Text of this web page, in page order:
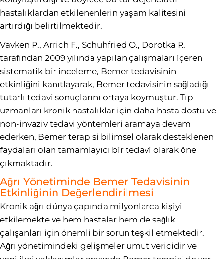
hastalıklardan etkilenenlerin yaşam kalitesini
artırdığı belirtilmektedir.
Vavken P., Arrich F., Schuhfried O., Dorotka R.
tarafından 2009 yılında yapılan çalışmaları içeren
sistematik bir inceleme, Bemer tedavisinin
etkinliğini kanıtlayarak, Bemer tedavisinin sağladığı
tutarlı tedavi sonuçlarını ortaya koymuştur. Tıp
uzmanları kronik hastalıklar için daha hasta dostu ve
non-invaziv tedavi yöntemleri aramaya devam
ederken, Bemer terapisi bilimsel olarak desteklenen
faydaları olan tamamlayıcı bir tedavi olarak öne
çıkmaktadır.
Ağrı Yönetiminde Bemer Tedavisinin
Etkinliğinin Değerlendirilmesi
Kronik ağrı dünya çapında milyonlarca kişiyi
etkilemekte ve hem hastalar hem de sağlık
çalışanları için önemli bir sorun teşkil etmektedir.
Ağrı yönetimindeki gelişmeler umut vericidir ve